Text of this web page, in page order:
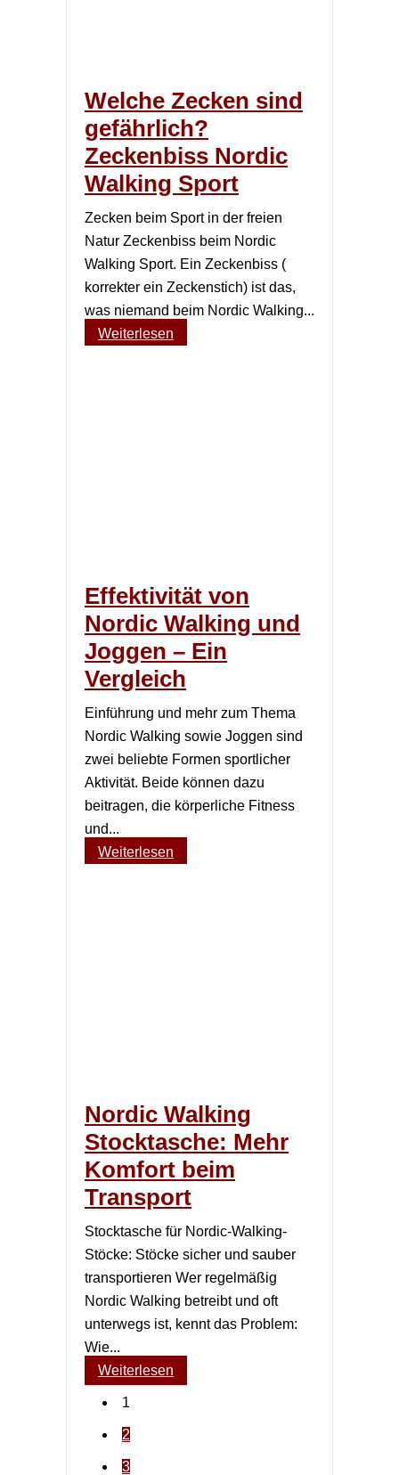
Welche Zecken sind
gefährlich?
Zeckenbiss Nordic
Walking Sport
Zecken beim Sport in der freien
Natur Zeckenbiss beim Nordic
Walking Sport. Ein Zeckenbiss (
korrekter ein Zeckenstich) ist das,
was niemand beim Nordic Walking...
Weiterlesen
Effektivität von
Nordic Walking und
Joggen – Ein
Vergleich
Einführung und mehr zum Thema
Nordic Walking sowie Joggen sind
zwei beliebte Formen sportlicher
Aktivität. Beide können dazu
beitragen, die körperliche Fitness
und...
Weiterlesen
Nordic Walking
Stocktasche: Mehr
Komfort beim
Transport
Stocktasche für Nordic-Walking-
Stöcke: Stöcke sicher und sauber
transportieren Wer regelmäßig
Nordic Walking betreibt und oft
unterwegs ist, kennt das Problem:
Wie...
Weiterlesen
1
2
3